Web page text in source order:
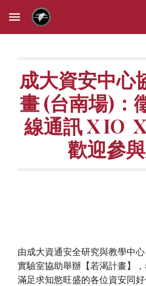
Skip to main content
成大資安中心
畫 (台南場)：
線通訊 X IO
歡迎參
由成大資通安全研究與教學中
實驗室協助舉辦【若渴計畫】
滿足求知慾旺盛的各位資安同好